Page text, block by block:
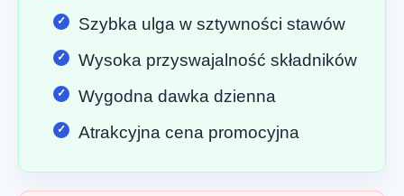
Szybka ulga w sztywności stawów
Wysoka przyswajalność składników
Wygodna dawka dzienna
Atrakcyjna cena promocyjna